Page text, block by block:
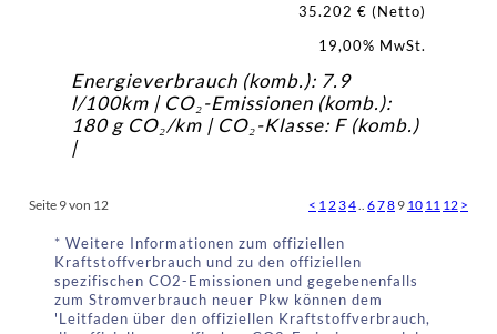
35.202 € (Netto)
19,00% MwSt.
Energieverbrauch (komb.): 7.9
l/100km | CO₂-Emissionen (komb.):
180 g CO₂/km | CO₂-Klasse: F (komb.)
|
Seite 9 von 12 < 1 234 678 9 10 11 12 >
* Weitere Informationen zum offiziellen
Kraftstoffverbrauch und zu den offiziellen
spezifischen CO2-Emissionen und gegebenenfalls
zum Stromverbrauch neuer Pkw können dem
'Leitfaden über den offiziellen Kraftstoffverbrauch,